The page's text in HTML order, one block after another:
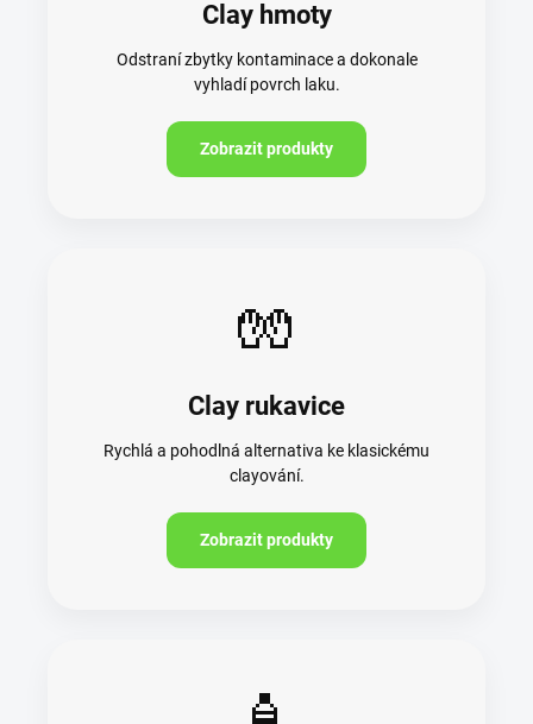
Clay hmoty
Odstraní zbytky kontaminace a dokonale
vyhladí povrch laku.
Zobrazit produkty
🧤
Clay rukavice
Rychlá a pohodlná alternativa ke klasickému
clayování.
Zobrazit produkty